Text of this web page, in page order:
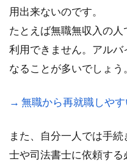
用出来ないのです。
たとえば無職無収入の
利用できません。アルバ
なることが多いでしょう。
→ 無職から再就職しや
また、自分一人では手
士や司法書士に依頼す